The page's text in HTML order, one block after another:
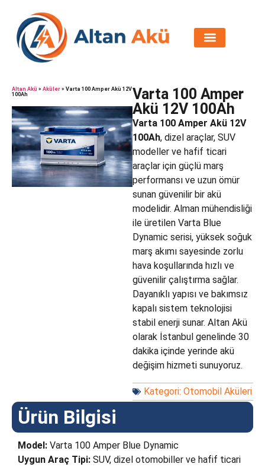
Altan Akü » Aküler » Varta 100 Amper Akü 12V
100Ah
Varta 100 Amper
Akü 12V 100Ah
Varta 100 Amper Akü 12V
100Ah, dizel araçlar, SUV
modeller ve hafif ticari
araçlar için güçlü marş
performansı ve uzun ömür
sunan güvenilir bir akü
modelidir. Alman mühendisliği
ile üretilen Varta Blue
Dynamic serisi, yüksek soğuk
marş akımı sayesinde zorlu
hava koşullarında hızlı ve
güvenilir çalıştırma sağlar.
Dayanıklı yapısı ve bakımsız
kapalı sistem teknolojisi
stabil enerji sunar. Altan Akü
olarak İstanbul genelinde 30
dakika içinde yerinde akü
değişim hizmeti sunuyoruz.
Kategori: Otomobil Aküleri
Ürün Bilgisi
Model: Varta 100 Amper Blue Dynamic
Uygun Araç Tipi: SUV, dizel otomobiller ve hafif ticari